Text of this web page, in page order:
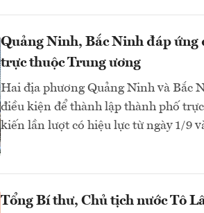
Quảng Ninh, Bắc Ninh đáp
trực thuộc Trung ương
Hai địa phương Quảng Ninh và Bắc
điều kiện để thành lập thành phố
kiến lần lượt có hiệu lực từ ngày 1/9
Tổng Bí thư, Chủ tịch nước Tô